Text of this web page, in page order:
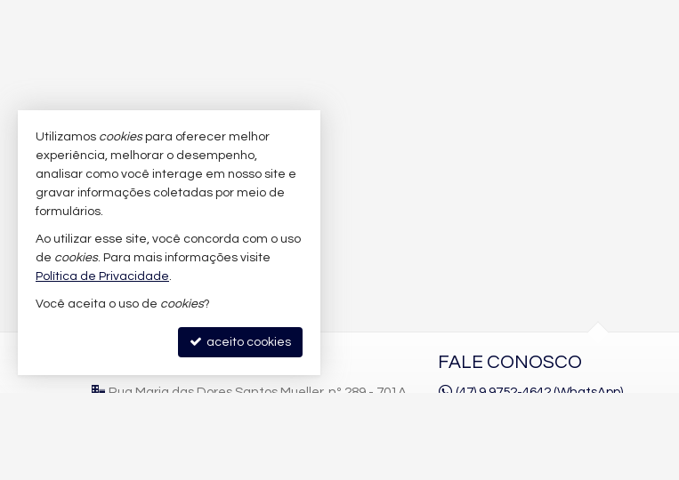
LFB IMÓVEIS
Rua Maria das Dores Santos Mueller, nº 289 - 701A
FALE CONOSCO
(47) 9.9752-4642 (WhatsApp)
Utilizamos cookiespara oferecer melhor
experiência, melhorar o desempenho,
analisar como você interage em nosso site e
gravar informações coletadas por meio de
formulários.
Ao utilizar esse site, você concorda com o uso
de cookies. Para mais informações visite
Política de Privacidade.
Você aceita o uso de cookies?
aceito cookies